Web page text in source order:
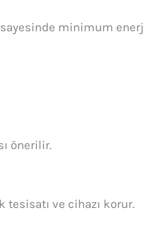
sayesinde minimum
önerilir.
ve cihazı korur.